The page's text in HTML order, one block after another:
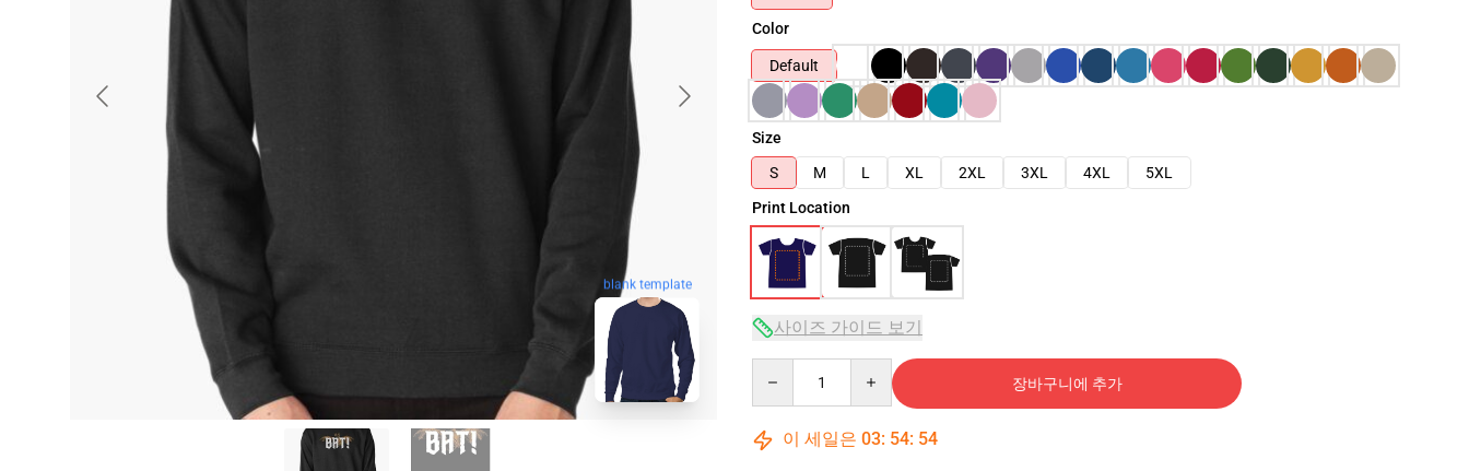
blank template
Color
Default
Size
S
M L XL 2XL 3XL 4XL
5XL
Print Location
사이즈 가이드 보기
장바구니에 추가
이 세일은 03: 54: 53